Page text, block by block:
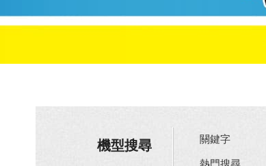
機型搜尋
關鍵字